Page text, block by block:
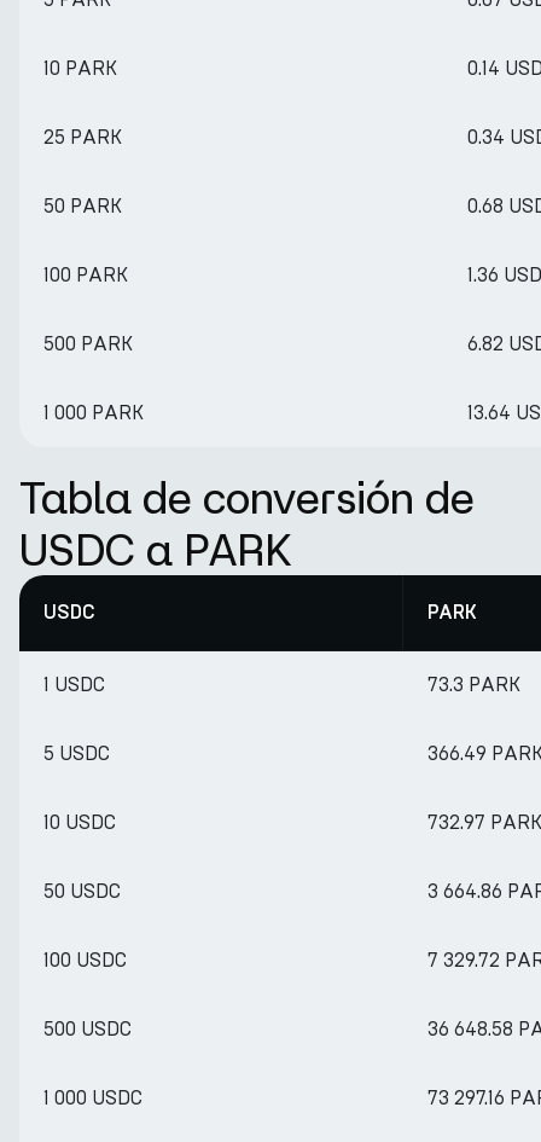
10 PARK 0.14
25 PARK 0.34
50 PARK 0.68
100 PARK 1.36
500 PARK 6.82
1 000 PARK 13.64
Tabla de conversión de
USDC a PARK
USDC PARK
1 USDC 73.3 PARK
5 USDC 366.49
10 USDC 732.97 PARK
50 USDC 3 664.86
100 USDC 7 329.72
500 USDC 36 648.58
1 000 USDC 73 297.16